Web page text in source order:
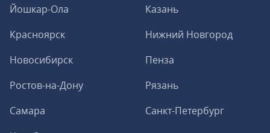
Йошкар-Ола
Казань
Красноярск
Нижний Новгород
Новосибирск
Пенза
Ростов-на-Дону
Рязань
Самара
Санкт-Петербург